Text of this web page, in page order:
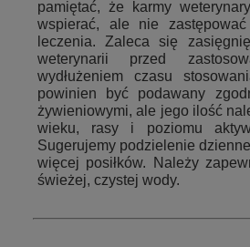
pamiętać, że karmy
wspierać, ale nie zastępować
leczenia. Zaleca się
weterynarii przed
wydłużeniem czasu
powinien być podawany
żywieniowymi, ale jego ilość
wieku, rasy i poziomu
Sugerujemy podzielenie
więcej posiłków. Należy
świeżej, czystej wody.